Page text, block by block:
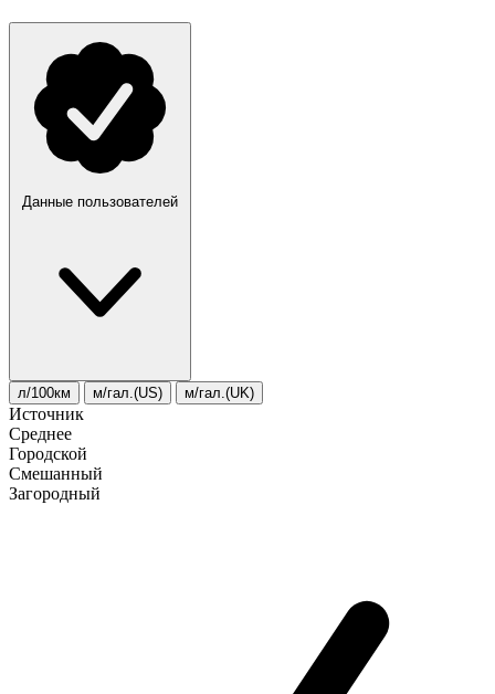
Данные пользователей
л/100км м/гал.(US) м/гал.(UK)
Источник
Среднее
Городской
Смешанный
Загородный